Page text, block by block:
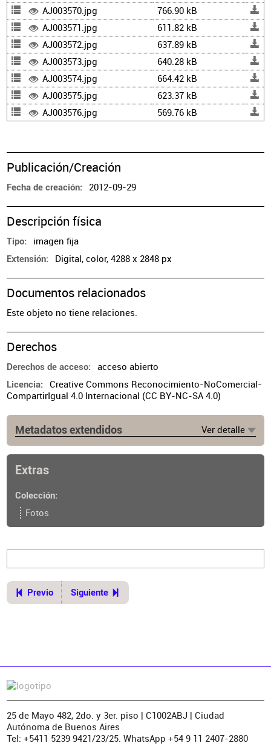
AJ003570.jpg
766.90 kB
AJ003571.jpg
611.82 kB
AJ003572.jpg
637.89 kB
AJ003573.jpg
640.28 kB
AJ003574.jpg
664.42 kB
AJ003575.jpg
623.37 kB
AJ003576.jpg
569.76 kB
Publicación/Creación
Fecha de creación 2012-09-29
Descripción física
Tipo imagen fija
Extensión Digital, color, 4288 x 2848 px
Documentos relacionados
Este objeto no tiene relaciones.
Derechos
Derechos de acceso acceso abierto
Licencia
Creative Commons Reconocimiento-NoComercial-
CompartirIgual 4.0 Internacional (CC BY-NC-SA 4.0)
Metadatos extendidos Ver detalle
Donación del autor
Biblioteca. Digitalizaciones. Fotografías. Digitales y
otros. Juárez. 2012. 11. Invs. AJ003502 a AJ003582.
57631677760061/with/8048168708
Extras
Colección
Fotos
Previo Siguiente
25 de Mayo 482, 2do. y 3er. piso | C1002ABJ | Ciudad
Autónoma de Buenos Aires
Tel: +5411 5239 9421/23/25. WhatsApp +54 9 11 2407-2880